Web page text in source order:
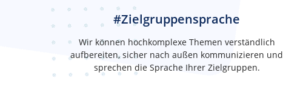
#Zielgruppensprache
Wir können hochkomplexe Themen verständlich
aufbereiten, sicher nach außen kommunizieren und
sprechen die Sprache Ihrer Zielgruppen.